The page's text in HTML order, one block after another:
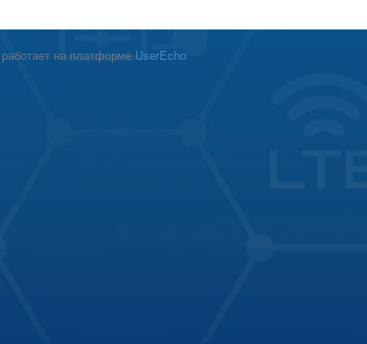
на платформе UserEcho